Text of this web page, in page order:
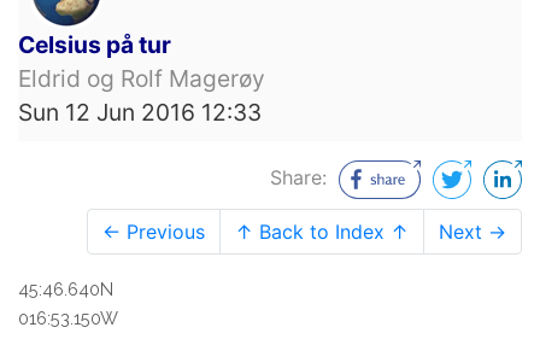
Celsius på tur
Eldrid og Rolf Magerøy
Sun 12 Jun 2016 12:33
Share:
← Previous ↑ Back to Index ↑ Next →
45:46.640N
016:53.150W